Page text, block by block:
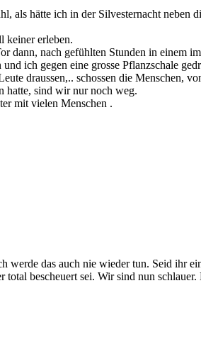
als hätte ich in der Silvesternacht neben
keiner erleben.
dann, nach gefühlten Stunden in einem
ich gegen eine grosse Pflanzschale
draussen,.. schossen die Menschen,
hatte, sind wir nur noch weg.
mit vielen Menschen .
werde das auch nie wieder tun. Seid ihr
total bescheuert sei. Wir sind nun